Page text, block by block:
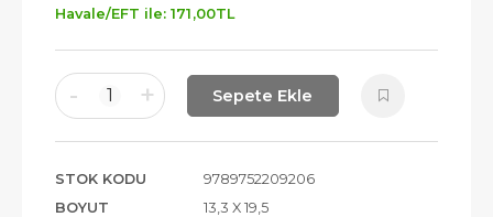
Havale/EFT ile: 171 ,00TL
- 1 + Sepete Ekle
STOK KODU
9789752209206
BOYUT
13,3 X 19,5